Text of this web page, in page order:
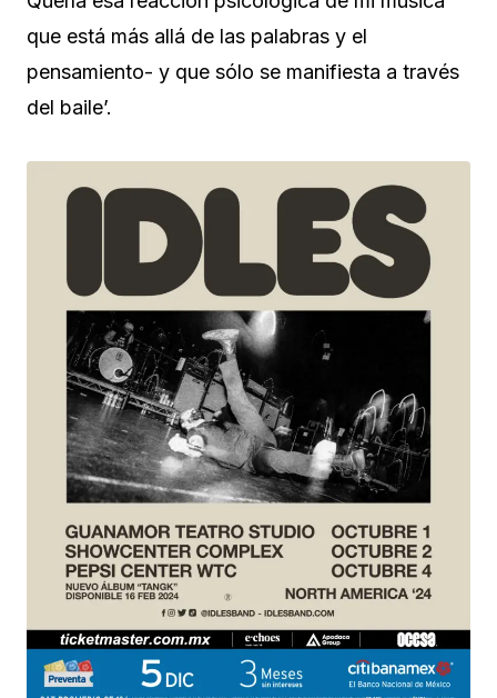
que está más allá de las palabras y el
pensamiento- y que sólo se manifiesta a través
del baile’.